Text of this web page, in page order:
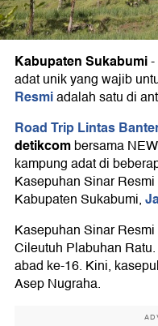
Kabupaten Sukabumi-
adat unik yang wajib
Resmiadalah satu di
Road Trip Lintas
detikcombersama
kampung adat di
Kasepuhan Sinar
Kabupaten Sukabumi,
Kasepuhan Sinar
Cileutuh Plabuhan
abad ke-16. Kini,
Asep Nugraha.